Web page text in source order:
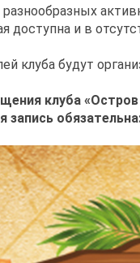
доступна и в
клуба будут
клуба
запись